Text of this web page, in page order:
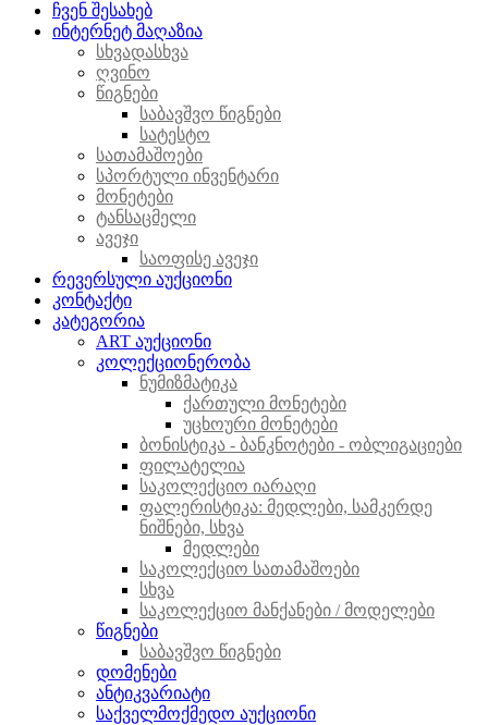
ჩვენ შესახებ
ინტერნეტ მაღაზია
სხვადასხვა
ღვინო
წიგნები
საბავშვო წიგნები
სატესტო
სათამაშოები
სპორტული ინვენტარი
მონეტები
ტანსაცმელი
ავეჯი
საოფისე ავეჯი
რევერსული აუქციონი
კონტაქტი
კატეგორია
ART აუქციონი
კოლექციონერობა
ნუმიზმატიკა
ქართული მონეტები
უცხოური მონეტები
ბონისტიკა - ბანკნოტები - ობლიგაციები
ფილატელია
საკოლექციო იარაღი
ფალერისტიკა: მედლები, სამკერდე
ნიშნები, სხვა
მედლები
საკოლექციო სათამაშოები
სხვა
საკოლექციო მანქანები / მოდელები
წიგნები
საბავშვო წიგნები
დომენები
ანტიკვარიატი
საქველმოქმედო აუქციონი